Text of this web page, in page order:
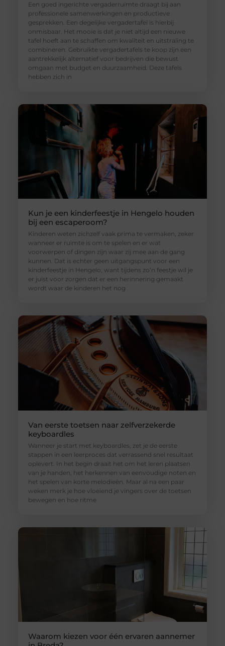
Een goed ingerichte vergaderruimte draagt bij aan
professionele samenwerkingen en productieve
gesprekken. Een degelijke vergadertafel is hierbij
onmisbaar. Het mooie is dat je niet altijd een nieuwe
tafel hoeft aan te schaffen om kwaliteit en uitstraling te
combineren. Gebruikte vergadertafels te koop zijn een
aantrekkelijk alternatief voor bedrijven die bewust
omgaan met budget en duurzaamheid. Deze tafels
hebben zich in
Kun je een kinderfeestje in Hengelo houden
bij een escaperoom?
Kinderen weten zichzelf vaak prima te vermaken, zeker
wanneer er ruimte is om te spelen en er wat
voorwerpen of dingen zijn waar zij mee aan de gang
kunnen. Dat is echter geen uitgangspunt voor een
kinderfeestje in Hengelo, want tijdens zo’n feestje wil je
er juist voor zorgen dat er een herinnering gemaakt
wordt waar de kinderen het nog
Van eerste toetsen naar zelfverzekerde
keyboardles
Wanneer je start met keyboardles, zet je de eerste
stappen in een leerproces dat verrassend snel resultaat
oplevert. In het begin draait het om het leren plaatsen
van je handen, het herkennen van eenvoudige noten en
het spelen van korte melodieën. Maar al na een paar
weken merk je hoe vloeiend je vingers over de toetsen
bewegen en hoe ritme
Waarom kiezen voor één ervaren aannemer